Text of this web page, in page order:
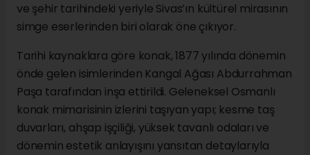
ve şehir tarihindeki yeriyle Sivas’ın kültürel mirasının
simge eserlerinden biri olarak öne çıkıyor.
Tarihi kaynaklara göre konak, 1877 yılında dönemin
önde gelen isimlerinden Kangal Ağası Abdurrahman
Paşa tarafından inşa ettirildi. Geleneksel Osmanlı
konak mimarisinin izlerini taşıyan yapı; kesme taş
duvarları, ahşap işçiliği, yüksek tavanlı odaları ve
dönemin estetik anlayışını yansıtan detaylarıyla